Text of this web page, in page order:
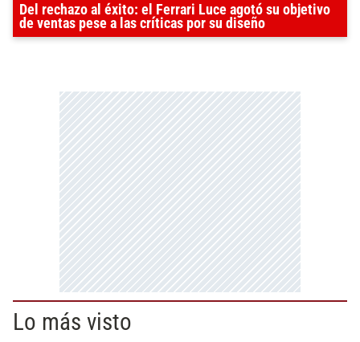
Del rechazo al éxito: el Ferrari Luce agotó su objetivo
de ventas pese a las críticas por su diseño
Lo más visto